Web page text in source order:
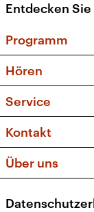
Entdecken
Programm
Musikliste
Kakadu
Hören
Service
FAQ
Apps
Kontakt
Social
Über uns